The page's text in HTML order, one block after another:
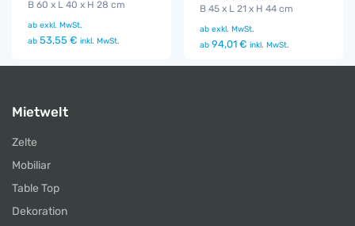
B 60 x L 40 x H 28 cm
ab exkl. MwSt.
ab 53,55 € inkl. MwSt.
B 45 x L 21 x H 44 cm
ab exkl. MwSt.
ab 94,01 € inkl. MwSt.
Mietwelt
Zelte
Mobiliar
Table Top
Dekoration